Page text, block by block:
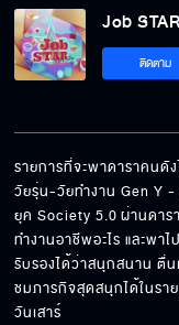
Job
ติดตาม
รายการที่จะพาดาราคนดั
วัยรุ่น-วัยทำงาน Gen Y -
ยุค Society 5.0 ผ่านดา
ทำงานอาชีพอะไร และพา
รับรองได้ว่าสนุกสนาน ตื่
ชมภารกิจสุดสนุกได้ในรา
วันเสาร์